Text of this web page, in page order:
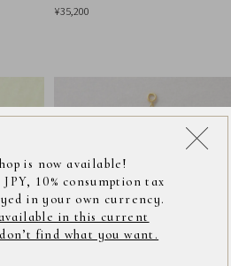
¥35,200
is now available!
10% consumption tax
in your own currency.
in this current
find what you want.